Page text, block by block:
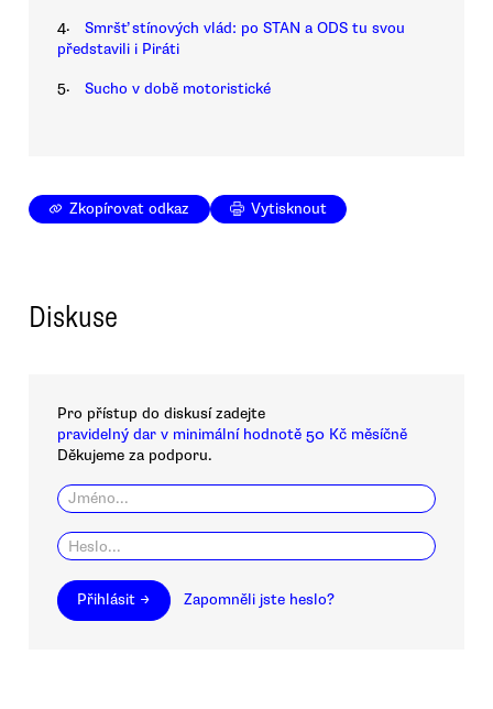
4.
Smršť stínových vlád: po STAN a ODS tu svou
představili i Piráti
5. Sucho v době motoristické
Zkopírovat odkaz Vytisknout
Diskuse
Pro přístup do diskusí zadejte
pravidelný dar v minimální hodnotě 50 Kč měsíčně
Děkujeme za podporu.
Přihlásit → Zapomněli jste heslo?